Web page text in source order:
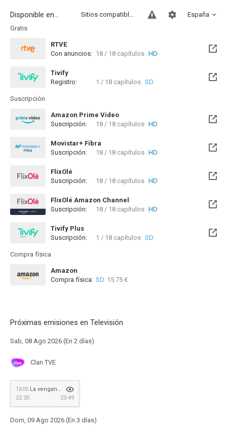
Disponible en... España
Sitios compatibles
Gratis
RTVE
Con anuncios: 18 / 18 capítulos HD
Tivify
Disponible hasta el Sab, 08 Ago 2026 (Quedan 3 días)
Registro: 1 / 18 capítulos SD
Suscripción
Amazon Prime Video
Suscripción:
18 / 18 capítulos HD
Movistar+ Fibra
Disponible hasta el Vie, 01 Ene 2100 (Quedan 73 años)
Suscripción: 18 / 18 capítulos HD
FlixOlé
Suscripción:
18 / 18 capítulos HD
FlixOlé Amazon Channel
Suscripción:
18 / 18 capítulos HD
Tivify Plus
Disponible hasta el Sab, 08 Ago 2026 (Quedan 3 días)
Suscripción: 1 / 18 capítulos SD
Compra física
Amazon
Compra física: SD 15.75 €
Próximas emisiones en Televisión
Sab, 08 Ago 2026 (En 2 días)
Clan TVE
1X05 La venganza de Emiliano Pozuelo
22:35
23:49
Dom, 09 Ago 2026 (En 3 días)